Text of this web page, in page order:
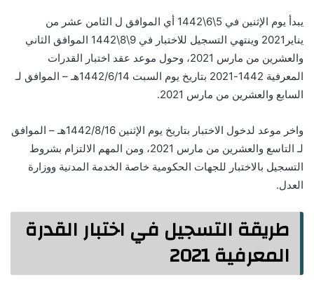
يبدأ يوم الإثنين في 5\6\1442 أي الموافق ل الثامن عشر من
يناير2021 وينتهي التسجيل للاختبار في 9\8\1442 الموافق الثاني
والعشرين من مارس 2021، وحول موعد عقد اختبار القدرات
المعرفية 1442-2021 بتاريخ يوم السبت 1442/6/14هـ – الموافق لـ
السابع والعشرين من مارس 2021.
واخر موعد لدخول الاختبار بتاريخ يوم الإثنين 1442/8/16هـ – الموافق
لـ التاسع والعشرين من مارس 2021، ومن المهم الالتزام بشروط
التسجيل بالاختبار للجهات الحكومية خاصة الخدمة المدنية ووزارة
العدل.
طريقة التسجيل في اختبار القدرة
المعرفية 2021